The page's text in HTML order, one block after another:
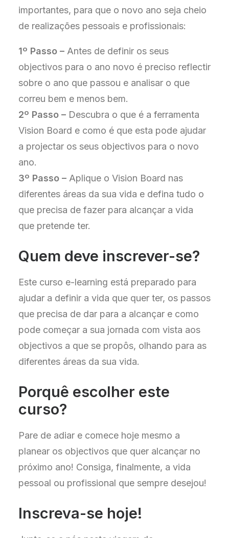
importantes, para que o novo ano seja cheio
de realizações pessoais e profissionais:
1º Passo – Antes de definir os seus
objectivos para o ano novo é preciso reflectir
sobre o ano que passou e analisar o que
correu bem e menos bem.
2º Passo – Descubra o que é a ferramenta
Vision Board e como é que esta pode ajudar
a projectar os seus objectivos para o novo
ano.
3º Passo – Aplique o Vision Board nas
diferentes áreas da sua vida e defina tudo o
que precisa de fazer para alcançar a vida
que pretende ter.
Quem deve inscrever-se?
Este curso e-learning está preparado para
ajudar a definir a vida que quer ter, os passos
que precisa de dar para a alcançar e como
pode começar a sua jornada com vista aos
objectivos a que se propôs, olhando para as
diferentes áreas da sua vida.
Porquê escolher este
curso?
Pare de adiar e comece hoje mesmo a
planear os objectivos que quer alcançar no
próximo ano! Consiga, finalmente, a vida
pessoal ou profissional que sempre desejou!
Inscreva-se hoje!